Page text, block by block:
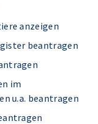
anzeigen
beantragen
im
u.a. beantragen